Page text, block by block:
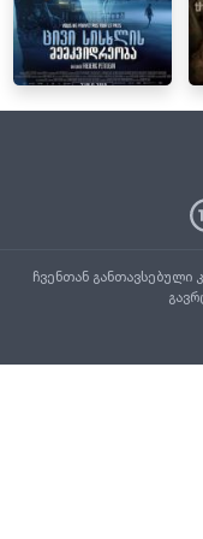
ჩვენთან განთავსებული